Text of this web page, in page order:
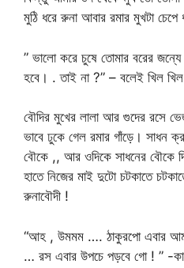
মুঠি ধরে রুনা আবার রমার মুখটা
” ভালো করে চুষে তোমার বরের
হবে। . তাই না ?” – বলেই খিল
বৌদির মুখের লালা আর গুদের রসে
ভাবে ঢুকে গেল রমার গাঁড়ে। সাধন
বৌকে ,, আর ওদিকে সাধনের বৌকে
হাতে নিজের মাই দুটো চটকাতে
রুনাবৌদী !
“আহ , উমমম …. ঠাকুরপো এবার আমার
… রস এবার উপচে পড়বে গো ! ” -